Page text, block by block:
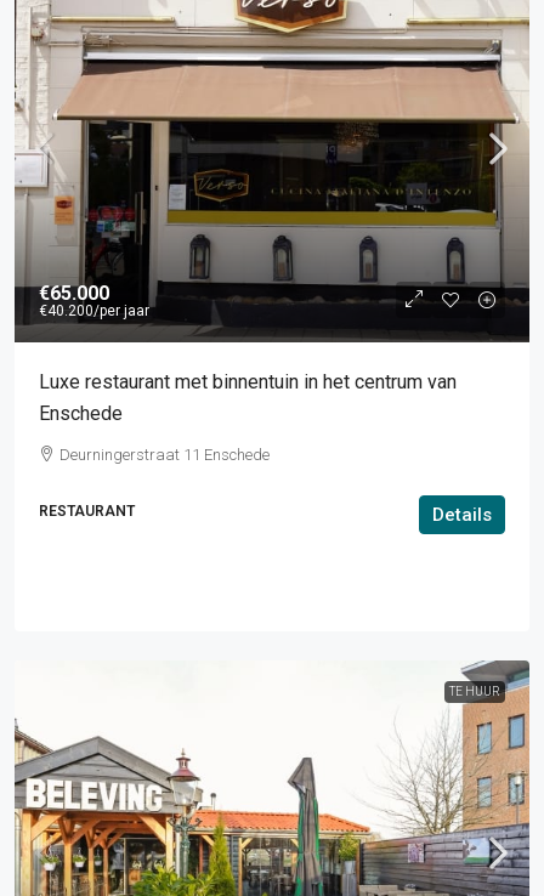
€65.000
€40.200/per jaar
Luxe restaurant met binnentuin in het centrum van
Enschede
Deurningerstraat 11 Enschede
RESTAURANT Details
TE HUUR